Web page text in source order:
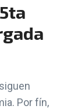
Por fín,